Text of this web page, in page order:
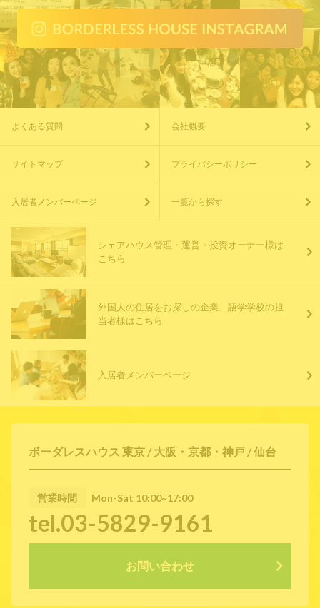
ボーダレスハウス 東京 / 大阪・京都・神戸 / 仙台
営業時間 Mon-Sat 10:00~17:00
tel.03-5829-9161
お問い合わせ
よくある質問 会社概要
サイトマップ プライバシーポリシー
入居者メンバーページ 一覧から探す
シェアハウス管理・運営・投資オーナー様は
こちら
外国人の住居をお探しの企業、語学学校の担
当者様はこちら
入居者メンバーページ